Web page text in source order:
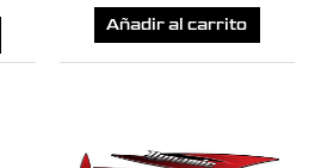
Añadir al carrito